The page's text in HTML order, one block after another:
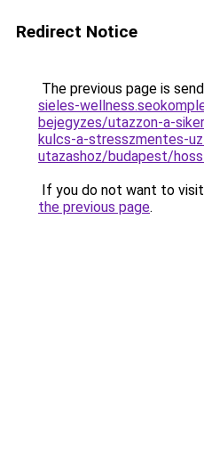
Redirect Notice
The previous page is
sieles-
bejegyzes/utazzon-a-
kulcs-a-stresszmentes-
utazashoz/budapest/
If you do not want to
the previous page.